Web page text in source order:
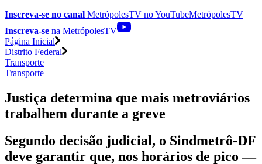
Inscreva-se no canal MetrópolesTV noYouTubeMetrópolesTV
Inscreva-se na MetrópolesTV
Página Inicial
Distrito Federal
Transporte
Transporte
Justiça determina que mais metroviários
trabalhem durante a greve
Segundo decisão judicial, o Sindmetrô-DF
deve garantir que, nos horários de pico —